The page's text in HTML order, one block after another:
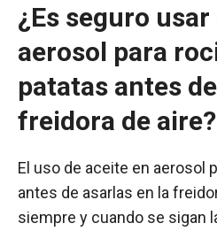
¿Es seguro
aerosol para
patatas antes
freidora de aire?
El uso de aceite en aerosol
antes de asarlas en la
siempre y cuando se sigan